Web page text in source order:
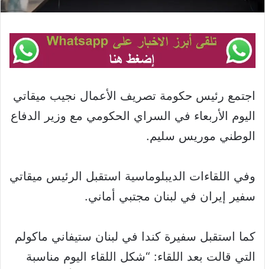
اجتمع رئيس حكومة تصريف الأعمال نجيب ميقاتي
اليوم الأربعاء في السراي الحكومي مع وزير الدفاع
الوطني موريس سليم.
وفي اللقاءات الديبلوماسية استقبل الرئيس ميقاتي
سفير إيران في لبنان مجتبي أماني.
كما استقبل سفيرة كندا في لبنان ستيفاني ماكولم
التي قالت بعد اللقاء: “شكل اللقاء اليوم مناسبة